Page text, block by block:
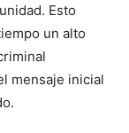
Esto
un alto
mensaje inicial